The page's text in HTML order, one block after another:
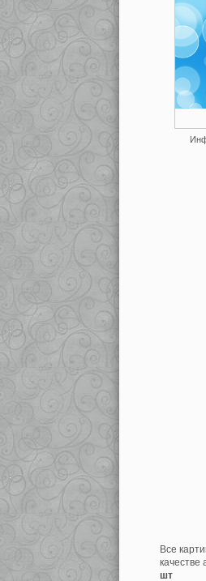
Все
качестве
шт